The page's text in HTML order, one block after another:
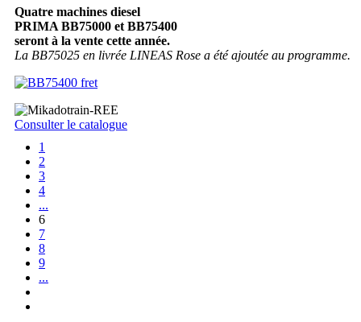
Quatre machines diesel
PRIMA BB75000 et BB75400
seront à la vente cette année.
La BB75025 en livrée LINEAS Rose a été ajoutée au programme.
Consulter le catalogue
1
2
3
4
...
6
7
8
9
...